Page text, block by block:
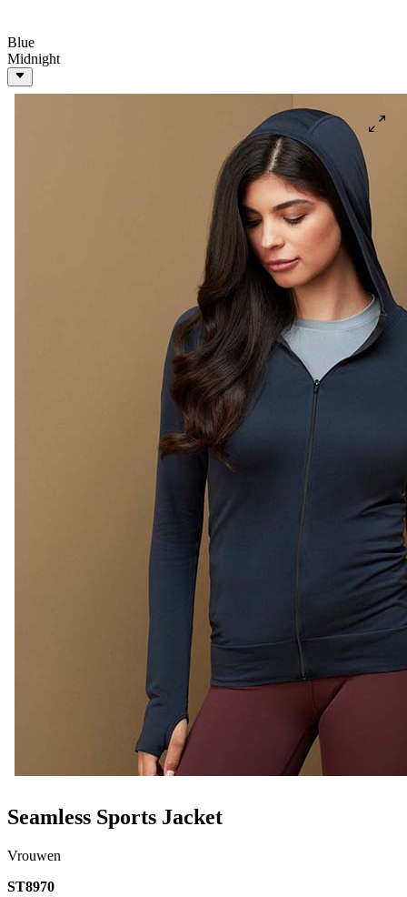
Blue
Midnight
Seamless Sports Jacket
Vrouwen
ST8970